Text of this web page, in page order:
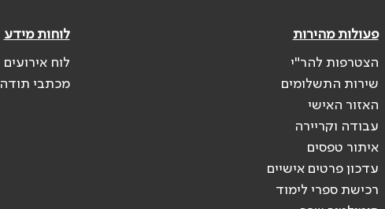
פעולות מהירות
הצטרפות להר"י
שירות התשלומים
האזור האישי
עבודה וקריירה
איתור טפסים
עדכון פרטים אישיים
רכישת ספרי לימוד
לוחות מידע
לוח אירועים
מכתבי תודה